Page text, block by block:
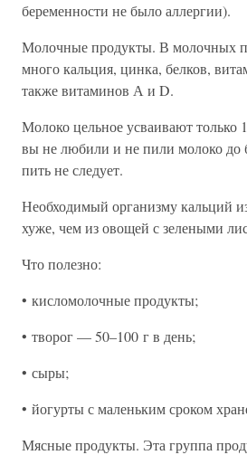
беременности не было аллергии).
Молочные продукты. В молочных
много кальция, цинка, белков,
также витаминов А и D.
Молоко цельное усваивают только
вы не любили и не пили молоко до
пить не следует.
Необходимый организму кальций
хуже, чем из овощей с зелеными
Что полезно:
• кисломолочные продукты;
• творог — 50–100 г в день;
• сыры;
• йогурты с маленьким сроком
Мясные продукты. Эта группа